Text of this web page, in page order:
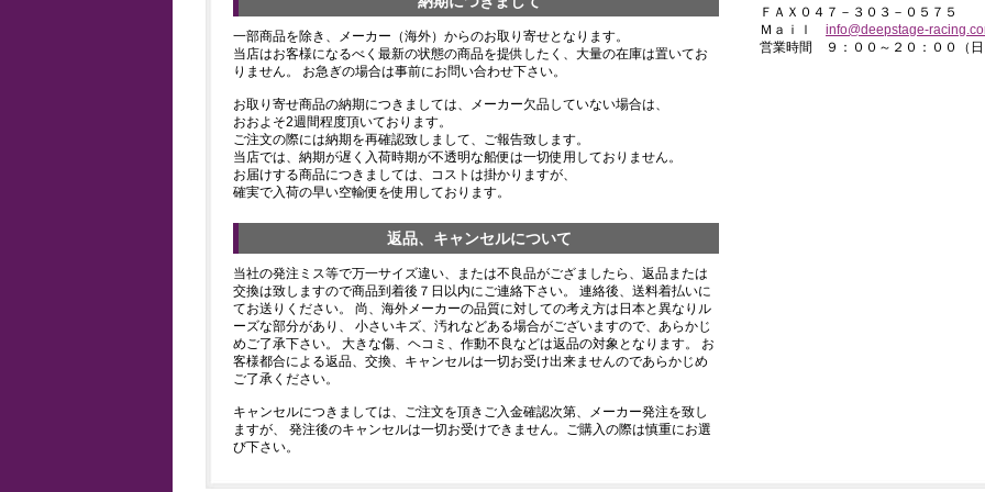
一部商品を除き、メーカー（海外）からのお取り寄せとなります。
当店はお客様になるべく最新の状態の商品を提供したく、大量の在庫は置いてお
りません。 お急ぎの場合は事前にお問い合わせ下さい。
お取り寄せ商品の納期につきましては、メーカー欠品していない場合は、
おおよそ2週間程度頂いております。
ご注文の際には納期を再確認致しまして、ご報告致します。
当店では、納期が遅く入荷時期が不透明な船便は一切使用しておりません。
お届けする商品につきましては、コストは掛かりますが、
確実で入荷の早い空輸便を使用しております。
返品、キャンセルについて
当社の発注ミス等で万一サイズ違い、または不良品がござましたら、返品または
交換は致しますので商品到着後７日以内にご連絡下さい。 連絡後、送料着払いに
てお送りください。 尚、海外メーカーの品質に対しての考え方は日本と異なりル
ーズな部分があり、 小さいキズ、汚れなどある場合がございますので、あらかじ
めご了承下さい。 大きな傷、ヘコミ、作動不良などは返品の対象となります。 お
客様都合による返品、交換、キャンセルは一切お受け出来ませんのであらかじめ
ご了承ください。
キャンセルにつきましては、ご注文を頂きご入金確認次第、メーカー発注を致し
ますが、 発注後のキャンセルは一切お受けできません。ご購入の際は慎重にお選
び下さい。
ＦＡＸ０４７－３０３－０５７５
Ｍａｉｌ info@deepstage-
営業時間 ９：００～２０：００（日